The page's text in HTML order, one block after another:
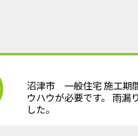
沼津市 一般住宅 施工期
ウハウが必要です。 雨漏
した。